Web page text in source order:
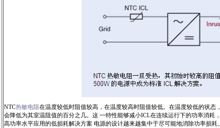
NTC热敏电阻 在温度较低时阻值较高，在温度较高时阻值较低。在温度较低的状
会降低为其室温阻值的百分之几。这 一特性能够减小ICL在连续运行下的功率消
高功率水平应用的低损耗解决方案 电源的设计越来越集中于尽可能地消除功率损